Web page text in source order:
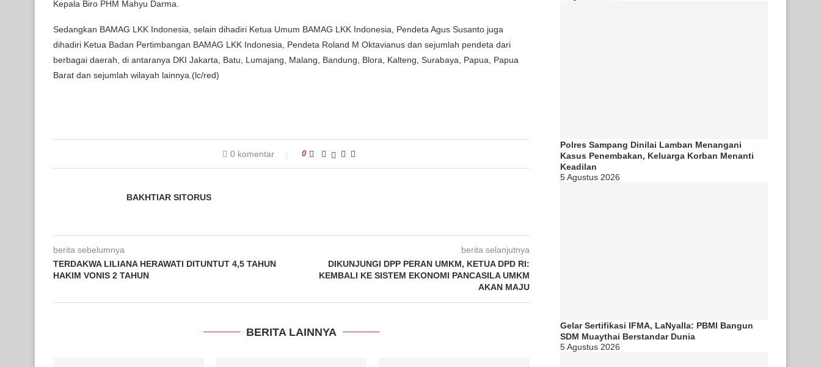
Kepala Biro PHM Mahyu Darma.
Sedangkan BAMAG LKK Indonesia, selain dihadiri Ketua Umum BAMAG LKK Indonesia, Pendeta Agus Susanto juga
dihadiri Ketua Badan Pertimbangan BAMAG LKK Indonesia, Pendeta Roland M Oktavianus dan sejumlah pendeta dari
berbagai daerah, di antaranya DKI Jakarta, Batu, Lumajang, Malang, Bandung, Blora, Kalteng, Surabaya, Papua, Papua
Barat dan sejumlah wilayah lainnya.(lc/red)
0 komentar 0
BAKHTIAR SITORUS
berita sebelumnya
TERDAKWA LILIANA HERAWATI DITUNTUT 4,5 TAHUN
HAKIM VONIS 2 TAHUN
berita selanjutnya
DIKUNJUNGI DPP PERAN UMKM, KETUA DPD RI:
KEMBALI KE SISTEM EKONOMI PANCASILA UMKM
AKAN MAJU
BERITA LAINNYA
Polres Sampang Dinilai Lamban Menangani
Kasus Penembakan, Keluarga Korban Menanti
Keadilan
5 Agustus 2026
Gelar Sertifikasi IFMA, LaNyalla: PBMI Bangun
SDM Muaythai Berstandar Dunia
5 Agustus 2026